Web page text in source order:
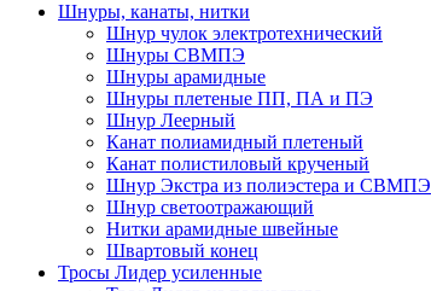
Шнуры, канаты, нитки
Шнур чулок электротехнический
Шнуры СВМПЭ
Шнуры арамидные
Шнуры плетеные ПП, ПА и ПЭ
Шнур Леерный
Канат полиамидный плетеный
Канат полистиловый крученый
Шнур Экстра из полиэстера и СВМПЭ
Шнур светоотражающий
Нитки арамидные швейные
Швартовый конец
Тросы Лидер усиленные